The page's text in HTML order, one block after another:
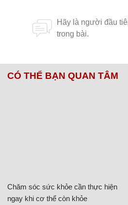
CÓ THỂ BẠN QUAN TÂM
Chăm sóc sức khỏe cần thực hiện
ngay khi cơ thể còn khỏe